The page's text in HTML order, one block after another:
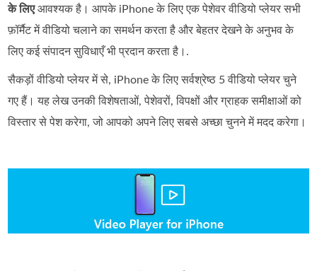
के लिएआवश्यक है। आपके iPhone के लिए एक पेशेवर वीडियो प्लेयर सभी
फ़ॉर्मैट में वीडियो चलाने का समर्थन करता है और बेहतर देखने के अनुभव के
लिए कई संपादन सुविधाएँ भी प्रदान करता है।.
सैकड़ों वीडियो प्लेयर में से, iPhone के लिए सर्वश्रेष्ठ 5 वीडियो प्लेयर चुने
गए हैं। यह लेख उनकी विशेषताओं, पेशेवरों, विपक्षों और ग्राहक समीक्षाओं को
विस्तार से पेश करेगा, जो आपको अपने लिए सबसे अच्छा चुनने में मदद करेगा।